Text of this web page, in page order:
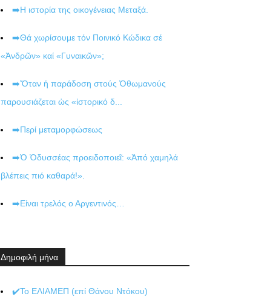
➡️Η ιστορία της οικογένειας Μεταξά.
➡️Θά χωρίσουμε τόν Ποινικό Κώδικα σέ
«Ἀνδρῶν» καί «Γυναικῶν»;
➡️Ὅταν ἡ παράδοση στούς Ὀθωμανούς
παρουσιάζεται ὡς «ἱστορικό δ...
➡️Περί μεταμορφώσεως
➡️Ὁ Ὀδυσσέας προειδοποιεῖ: «Ἀπό χαμηλά
βλέπεις πιό καθαρά!».
➡️Είναι τρελός ο Αργεντινός…
Δημοφιλή μήνα
✔️Το ΕΛΙΑΜΕΠ (επί Θάνου Ντόκου)